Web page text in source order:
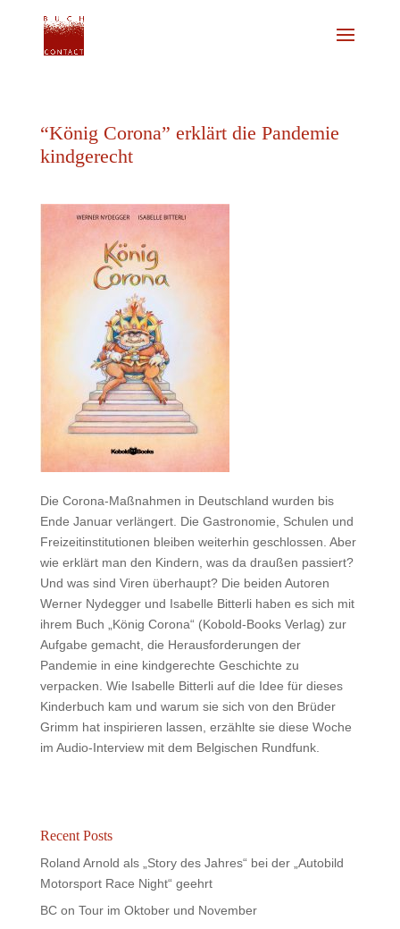
“König Corona” erklärt die Pandemie
kindgerecht
Die Corona-Maßnahmen in Deutschland wurden bis
Ende Januar verlängert. Die Gastronomie, Schulen und
Freizeitinstitutionen bleiben weiterhin geschlossen. Aber
wie erklärt man den Kindern, was da draußen passiert?
Und was sind Viren überhaupt? Die beiden Autoren
Werner Nydegger und Isabelle Bitterli haben es sich mit
ihrem Buch „König Corona“ (Kobold-Books Verlag) zur
Aufgabe gemacht, die Herausforderungen der
Pandemie in eine kindgerechte Geschichte zu
verpacken. Wie Isabelle Bitterli auf die Idee für dieses
Kinderbuch kam und warum sie sich von den Brüder
Grimm hat inspirieren lassen, erzählte sie diese Woche
im Audio-Interview mit dem Belgischen Rundfunk.
Recent Posts
Roland Arnold als „Story des Jahres“ bei der „Autobild
Motorsport Race Night“ geehrt
BC on Tour im Oktober und November